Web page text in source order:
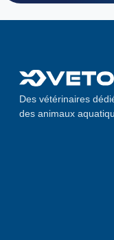
Des vétérinaires
des animaux